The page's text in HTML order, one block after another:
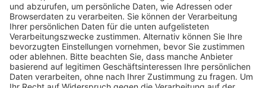
Pässe und Vereinswechsel
Trainerausbildung
Schulungsangebot Vereinsmitarbeiter
BFV-Geschäftsstellen
Trainerbörse